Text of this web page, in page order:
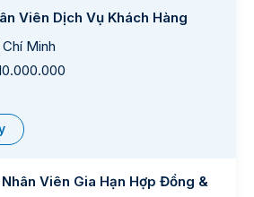
Viên Dịch Vụ Khách Hàng
Minh
Nhân Viên Gia Hạn Hợp Đồng &